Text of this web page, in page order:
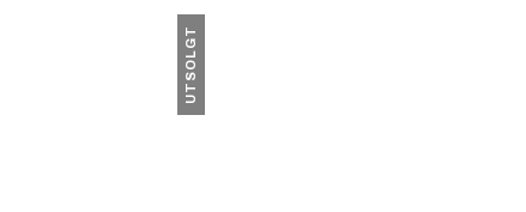
UTSOLGT